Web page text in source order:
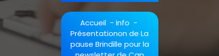
Accueil- Info -
Présentationon de La
pause Brindille pour la